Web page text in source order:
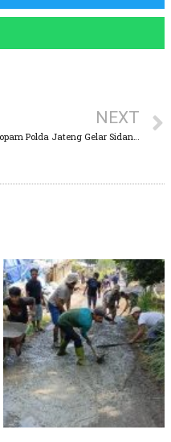
NEXT
Propam Polda Jateng Gelar Sidang Lanjutan AKBP ST Yang Diduga Melanggar Kode Etik Profesi